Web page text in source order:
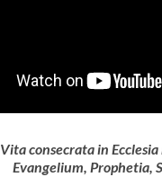
Vita consecrata in
Evangelium, Prophetia,